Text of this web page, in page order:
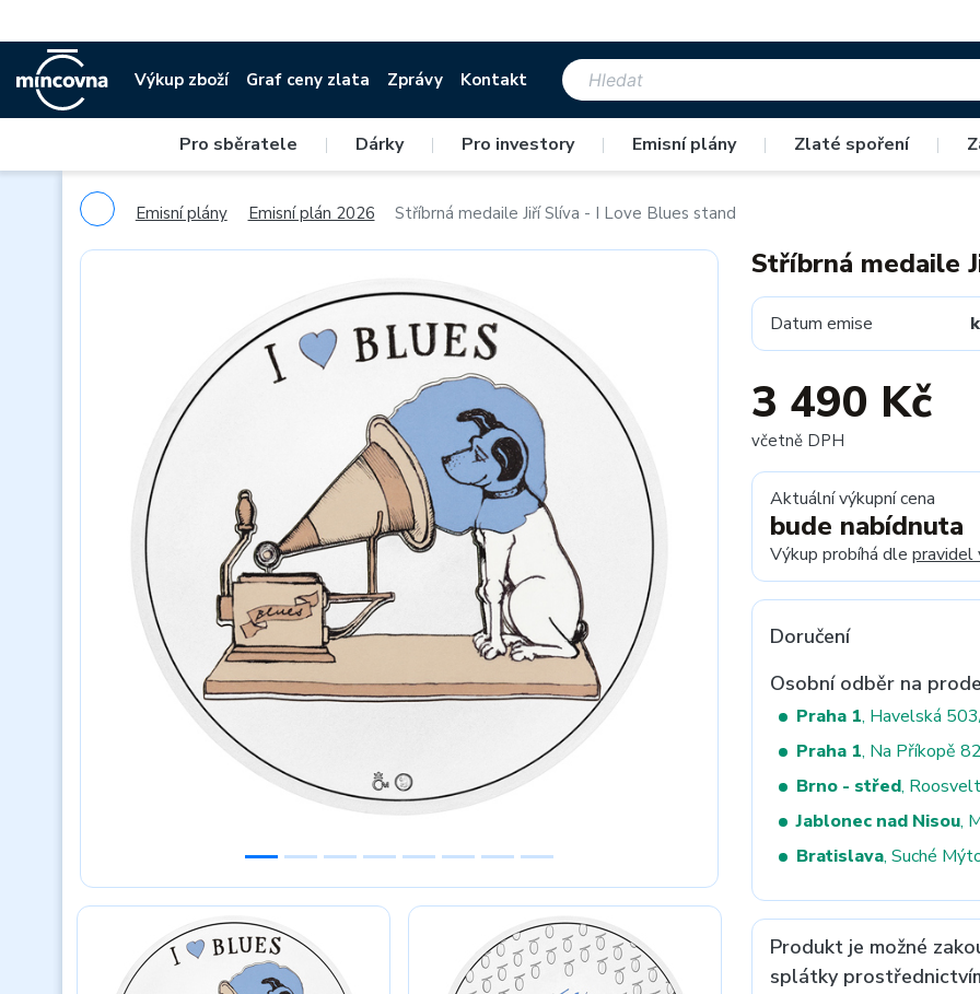
Výkup zboží Graf ceny zlata Zprávy Kontakt
Pro sběratele | Dárky | Pro investory | Emisní plány | Zlaté spoření |
Emisní plány Emisní plán 2026 Stříbrná medaile Jiří Slíva - I Love Blues stand
Next
Stříbrná medaile
Datum emise
3 490 Kč
včetně DPH
Aktuální výkupní cena
bude nabídnuta
Výkup probíhá dle pravidel
Doručení
Osobní odběr na
Praha 1, Havelská
Praha 1, Na Příkopě
Brno - střed,
Jablonec nad Nisou,
Bratislava, Suché
Produkt je možné
splátky